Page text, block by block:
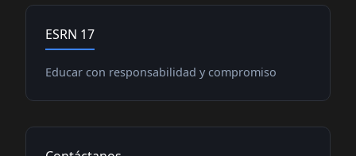
ESRN 17
Educar con responsabilidad y compromiso